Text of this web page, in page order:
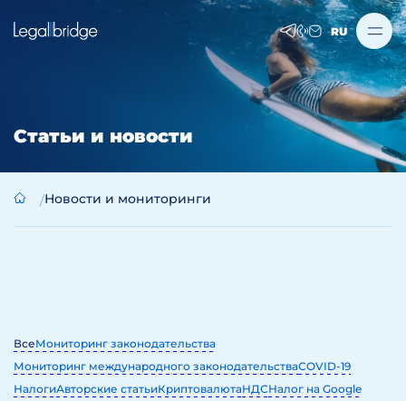
RU
Статьи и новости
Новости и мониторинги
ВсеМониторинг законодательства
Мониторинг международного законодательстваCOVID-19
НалогиАвторские статьиКриптовалютаНДСНалог на Google